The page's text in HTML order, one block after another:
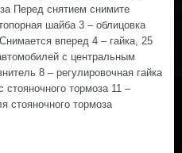
Перед снятием снимите
шайба 3 – облицовка
вперед 4 – гайка, 25
с центральным
8 – регулировочная гайка
тормоза 11 –
стояночного тормоза